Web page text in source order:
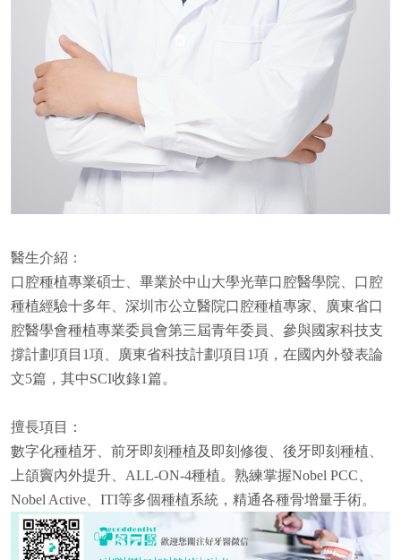
醫生介紹：
口腔種植專業碩士、畢業於中山大學光華口腔醫學院、口腔
種植經驗十多年、深圳市公立醫院口腔種植專家、廣東省口
腔醫學會種植專業委員會第三屆青年委員、參與國家科技支
撐計劃項目1項、廣東省科技計劃項目1項，在國內外發表論
文5篇，其中SCI收錄1篇。
擅長項目：
數字化種植牙、前牙即刻種植及即刻修復、後牙即刻種植、
上頜竇內外提升、ALL-ON-4種植。熟練掌握Nobel PCC、
Nobel Active、ITI等多個種植系統，精通各種骨增量手術。